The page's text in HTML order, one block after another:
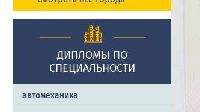
ДИПЛОМЫ ПО
СПЕЦИАЛЬНОСТИ
автомеханика